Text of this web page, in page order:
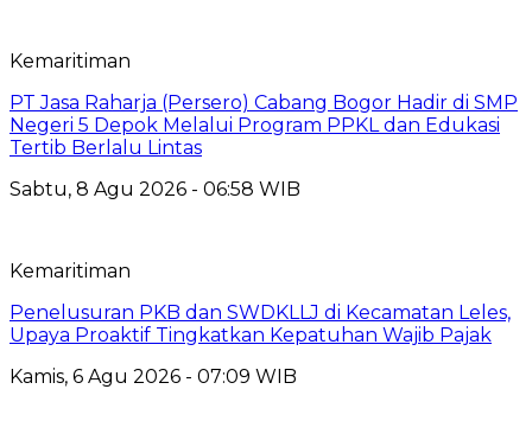
Kemaritiman
PT Jasa Raharja (Persero) Cabang Bogor Hadir di SMP
Negeri 5 Depok Melalui Program PPKL dan Edukasi
Tertib Berlalu Lintas
Sabtu, 8 Agu 2026 - 06:58 WIB
Kemaritiman
Penelusuran PKB dan SWDKLLJ di Kecamatan Leles,
Upaya Proaktif Tingkatkan Kepatuhan Wajib Pajak
Kamis, 6 Agu 2026 - 07:09 WIB